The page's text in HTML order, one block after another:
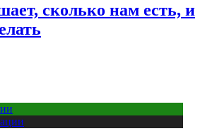
сколько нам есть, и